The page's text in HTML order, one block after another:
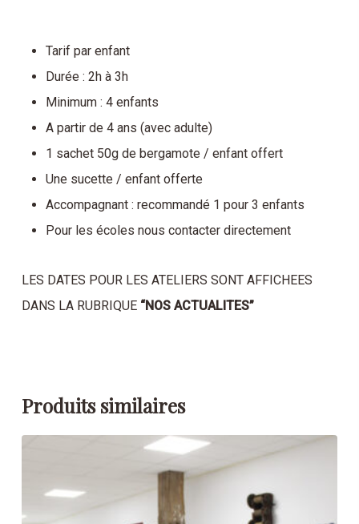
Tarif par enfant
Durée : 2h à 3h
Minimum : 4 enfants
A partir de 4 ans (avec adulte)
1 sachet 50g de bergamote / enfant offert
Une sucette / enfant offerte
Accompagnant : recommandé 1 pour 3 enfants
Pour les écoles nous contacter directement
LES DATES POUR LES ATELIERS SONT AFFICHEES
DANS LA RUBRIQUE“NOS ACTUALITES”
Produits similaires